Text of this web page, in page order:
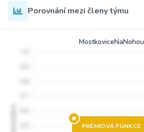
Porovnání mezi členy týmu
MostkoviceNaNohou
PRÉMIOVÁ FUNKCE